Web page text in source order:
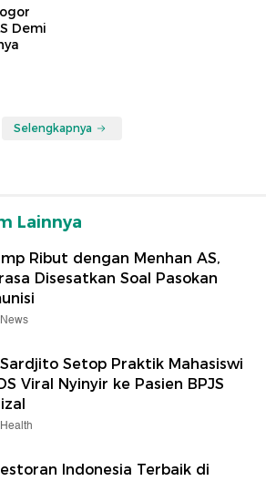
Demi
Selengkapnya
Lainnya
Ribut dengan Menhan AS,
Disesatkan Soal Pasokan
Sardjito Setop Praktik Mahasiswi
Viral Nyinyir ke Pasien BPJS
Indonesia Terbaik di